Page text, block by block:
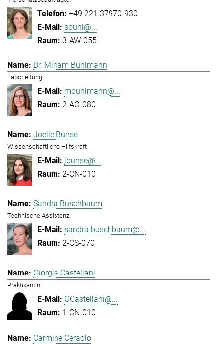
+49 221 37970-930
sbuhl@...
3-AW-055
Dr. Miriam Buhlmann
Laborleitung
mbuhlmann@...
2-AO-080
Joelle Bunse
Wissenschaftliche Hilfskraft
jbunse@...
2-CN-010
Sandra Buschbaum
Technische Assistenz
sandra.buschbaum@...
2-CS-070
Giorgia Castellani
Praktikantin
GCastellani@...
1-CN-010
Carmine Ceraolo